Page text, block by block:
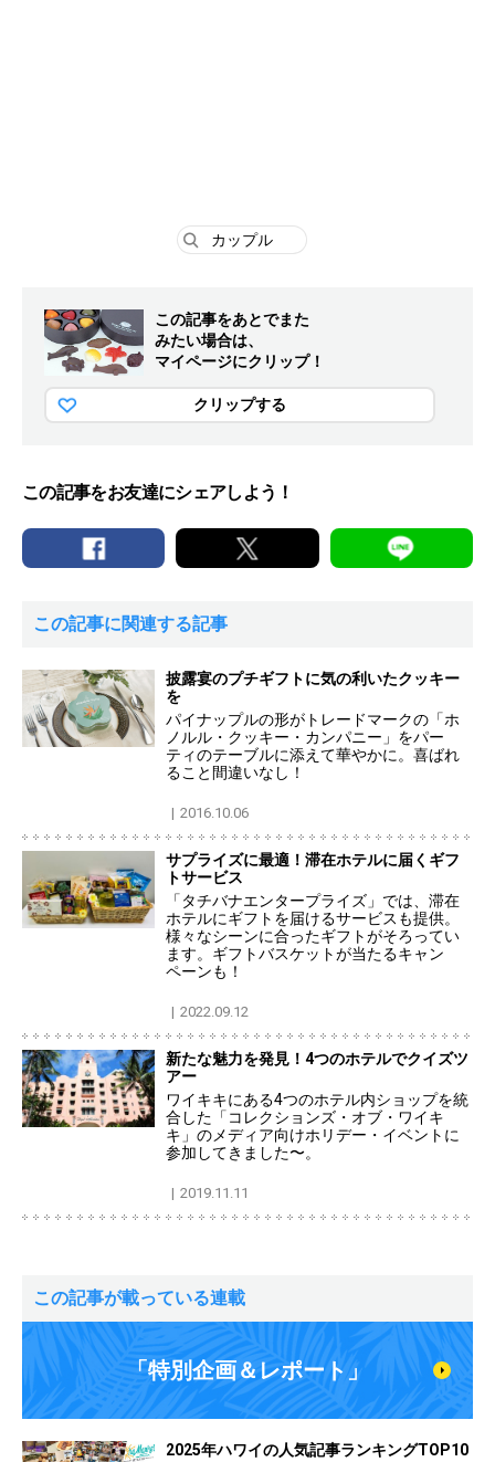
カップル
この記事をあとでまた
みたい場合は、
マイページにクリップ！
クリップする
この記事をお友達にシェアしよう！
この記事に関連する記事
披露宴のプチギフトに気の利いたクッキー
を
パイナップルの形がトレードマークの「ホ
ノルル・クッキー・カンパニー」をパー
ティのテーブルに添えて華やかに。喜ばれ
ること間違いなし！
2016.10.06
サプライズに最適！滞在ホテルに届くギフ
トサービス
「タチバナエンタープライズ」では、滞在
ホテルにギフトを届けるサービスも提供。
様々なシーンに合ったギフトがそろってい
ます。ギフトバスケットが当たるキャン
ペーンも！
2022.09.12
新たな魅力を発見！4つのホテルでクイズツ
アー
ワイキキにある4つのホテル内ショップを統
合した「コレクションズ・オブ・ワイキ
キ」のメディア向けホリデー・イベントに
参加してきました〜。
2019.11.11
この記事が載っている連載
「特別企画＆レポート」
2025年ハワイの人気記事ランキングTOP10